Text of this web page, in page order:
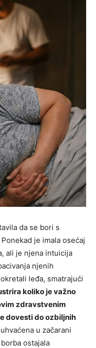
da se bori s
je imala osećaj
ali je njena intuicija
njenih
leđa, smatrajući
koliko je važno
zdravstvenim
dovesti do ozbiljnih
u začarani
ostajala